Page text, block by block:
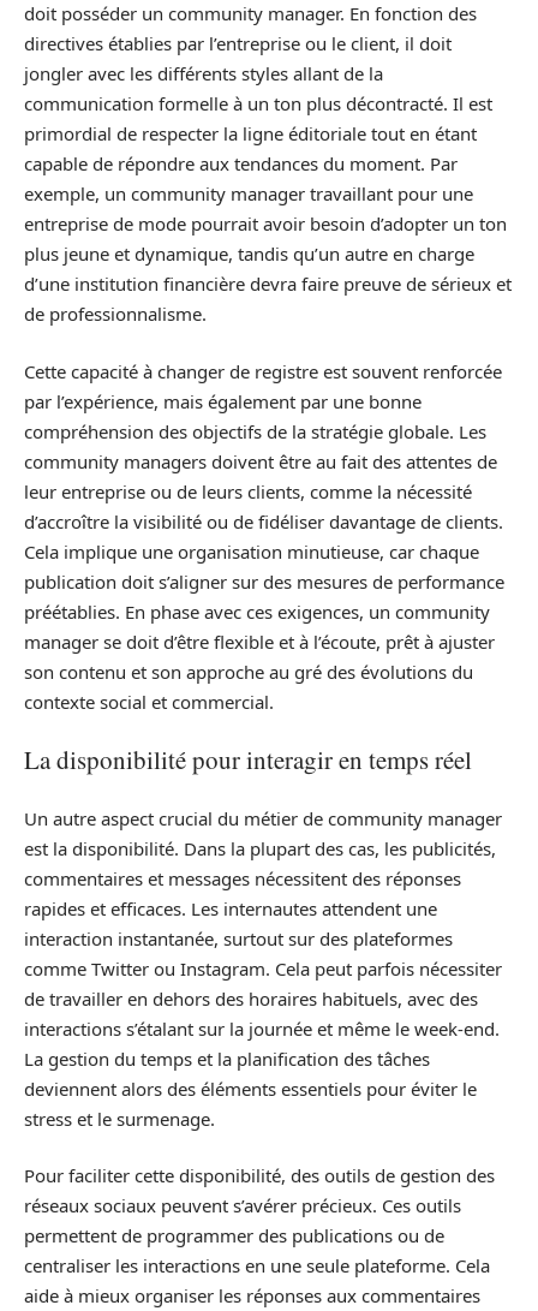
doit posséder un community manager. En fonction des
directives établies par l’entreprise ou le client, il doit
jongler avec les différents styles allant de la
communication formelle à un ton plus décontracté. Il est
primordial de respecter la ligne éditoriale tout en étant
capable de répondre aux tendances du moment. Par
exemple, un community manager travaillant pour une
entreprise de mode pourrait avoir besoin d’adopter un ton
plus jeune et dynamique, tandis qu’un autre en charge
d’une institution financière devra faire preuve de sérieux et
de professionnalisme.
Cette capacité à changer de registre est souvent renforcée
par l’expérience, mais également par une bonne
compréhension des objectifs de la stratégie globale. Les
community managers doivent être au fait des attentes de
leur entreprise ou de leurs clients, comme la nécessité
d’accroître la visibilité ou de fidéliser davantage de clients.
Cela implique une organisation minutieuse, car chaque
publication doit s’aligner sur des mesures de performance
préétablies. En phase avec ces exigences, un community
manager se doit d’être flexible et à l’écoute, prêt à ajuster
son contenu et son approche au gré des évolutions du
contexte social et commercial.
La disponibilité pour interagir en temps réel
Un autre aspect crucial du métier de community manager
est la disponibilité. Dans la plupart des cas, les publicités,
commentaires et messages nécessitent des réponses
rapides et efficaces. Les internautes attendent une
interaction instantanée, surtout sur des plateformes
comme Twitter ou Instagram. Cela peut parfois nécessiter
de travailler en dehors des horaires habituels, avec des
interactions s’étalant sur la journée et même le week-end.
La gestion du temps et la planification des tâches
deviennent alors des éléments essentiels pour éviter le
stress et le surmenage.
Pour faciliter cette disponibilité, des outils de gestion des
réseaux sociaux peuvent s’avérer précieux. Ces outils
permettent de programmer des publications ou de
centraliser les interactions en une seule plateforme. Cela
aide à mieux organiser les réponses aux commentaires